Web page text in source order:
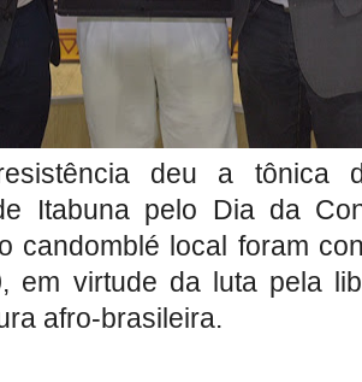
deu a tônica
Itabuna pelo Dia da
candomblé local foram
em virtude da luta pela
afro-brasileira.